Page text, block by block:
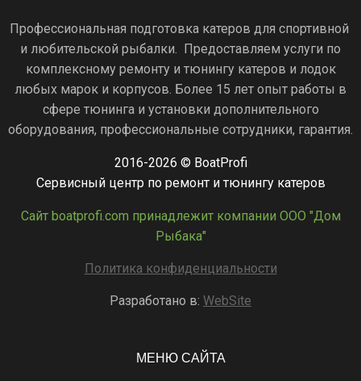
Профессиональная подготовка катеров для спортивной
и любительской рыбалки. Предоставляем услуги по
комплексному ремонту и тюнингу катеров и лодок
любых марок и корпусов. Более 15 лет опыт работы в
сфере тюнинга и установки дополнительного
оборудования, профессиональные сотрудники, гарантия.
2016-2026 © BoatProfi
Сервисный центр по ремонт и тюнингу катеров
Сайт boatprofi.com принадлежит компании ООО "Дом
Рыбака"
Политика конфиденциальности
Разработано в: WebSite
МЕНЮ САЙТА